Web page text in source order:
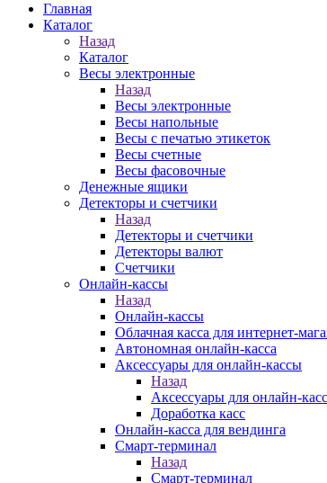
Главная
Каталог
Назад
Каталог
Весы электронные
Назад
Весы электронные
Весы напольные
Весы с печатью этикеток
Весы счетные
Весы фасовочные
Денежные ящики
Детекторы и счетчики
Назад
Детекторы и счетчики
Детекторы валют
Счетчики
Онлайн-кассы
Назад
Онлайн-кассы
Облачная касса для интернет-
Автономная онлайн-касса
Аксессуары для онлайн-кассы
Назад
Аксессуары для онлайн-
Доработка касс
Онлайн-касса для вендинга
Смарт-терминал
Назад
Смарт-терминал